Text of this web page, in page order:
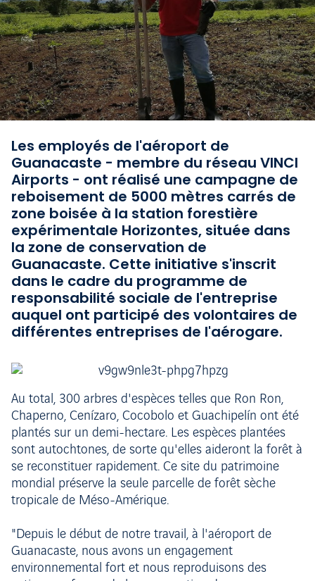
Les employés de l'aéroport de
Guanacaste - membre du réseau VINCI
Airports - ont réalisé une campagne de
reboisement de 5000 mètres carrés de
zone boisée à la station forestière
expérimentale Horizontes, située dans
la zone de conservation de
Guanacaste. Cette initiative s'inscrit
dans le cadre du programme de
responsabilité sociale de l'entreprise
auquel ont participé des volontaires de
différentes entreprises de l'aérogare.
Au total, 300 arbres d'espèces telles que Ron Ron,
Chaperno, Cenízaro, Cocobolo et Guachipelín ont été
plantés sur un demi-hectare. Les espèces plantées
sont autochtones, de sorte qu'elles aideront la forêt à
se reconstituer rapidement. Ce site du patrimoine
mondial préserve la seule parcelle de forêt sèche
tropicale de Méso-Amérique.
"Depuis le début de notre travail, à l'aéroport de
Guanacaste, nous avons un engagement
environnemental fort et nous reproduisons des